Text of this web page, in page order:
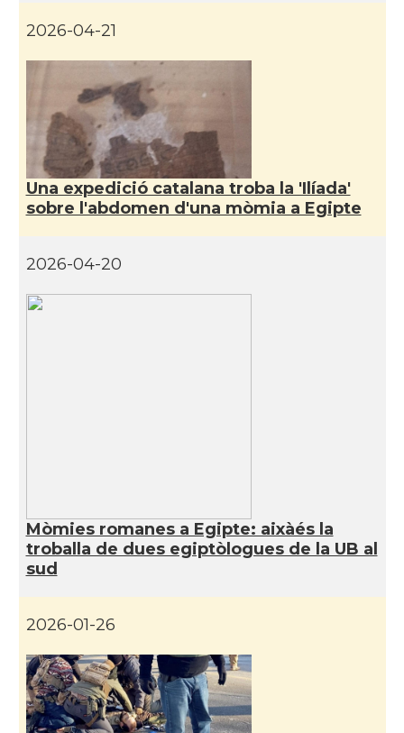
2026-04-21
Una expedició catalana troba la 'Ilíada'
sobre l'abdomen d'una mòmia a Egipte
2026-04-20
Mòmies romanes a Egipte: aixàés la
troballa de dues egiptòlogues de la UB al
sud
2026-01-26